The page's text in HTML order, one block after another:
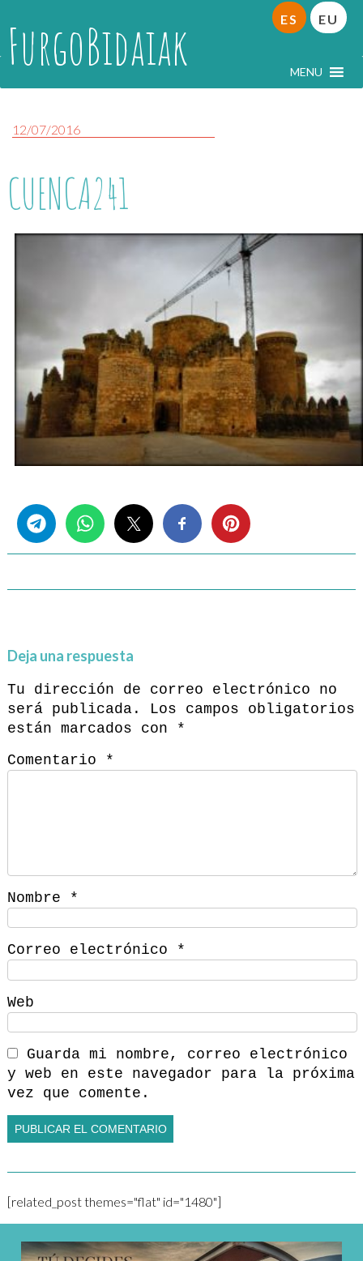
FurgoBidaiak MENU
ES EU
12/07/2016
CUENCA241
Deja una respuesta
Tu dirección de correo electrónico no
será publicada.
Los campos obligatorios
están marcados con
*
Comentario
*
Nombre *
Correo electrónico *
Web
Guarda mi nombre, correo electrónico
y web en este navegador para la próxima
vez que comente.
[related_post themes="flat" id="1480"]